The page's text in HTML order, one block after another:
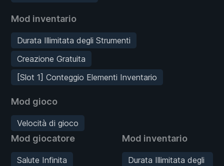
Mod inventario
Durata Illimitata degli Strumenti
Creazione Gratuita
[Slot 1] Conteggio Elementi Inventario
Mod gioco
Velocità di gioco
Mod giocatore
Salute Infinita
Mod inventario
Durata Illimitata degli